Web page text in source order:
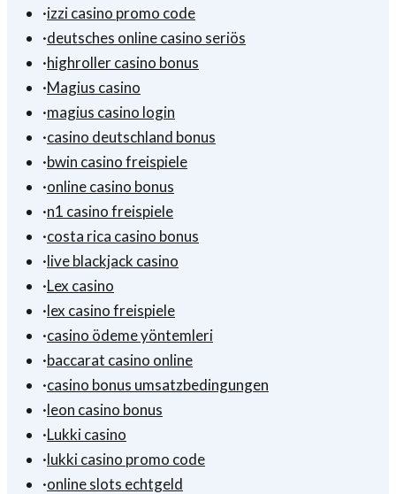
·izzi casino promo code
·deutsches online casino seriös
·highroller casino bonus
·Magius casino
·magius casino login
·casino deutschland bonus
·bwin casino freispiele
·online casino bonus
·n1 casino freispiele
·costa rica casino bonus
·live blackjack casino
·Lex casino
·lex casino freispiele
·casino ödeme yöntemleri
·baccarat casino online
·casino bonus umsatzbedingungen
·leon casino bonus
·Lukki casino
·lukki casino promo code
·online slots echtgeld